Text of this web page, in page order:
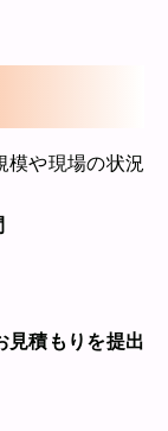
模や現場の状況
見積もりを提出